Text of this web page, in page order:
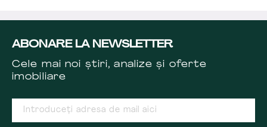
ABONARE LA NEWSLETTER
Cele mai noi știri, analize și oferte
imobiliare